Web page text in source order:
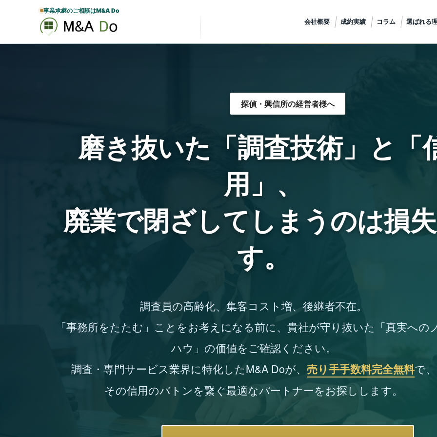
事業承継のご相談はM&A Do
会社概要 成約実績 コラム 選ばれる
探偵・興信所の経営者様へ
磨き抜いた「調査技術」と「
用」、
廃業で閉ざしてしまうのは損
す。
調査員の高齢化、集客コスト増、後継者不在。
「事務所をたたむ」ことをお考えになる前に、貴社が守り抜いた「真実への
ハウ」の価値をご確認ください。
調査・専門サービス業界に特化したM&A Doが、 売り手手数料完全無料で、
その信用のバトンを繋ぐ最適なパートナーをお探しします。